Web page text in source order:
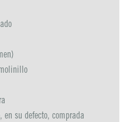
en su defecto, comprada